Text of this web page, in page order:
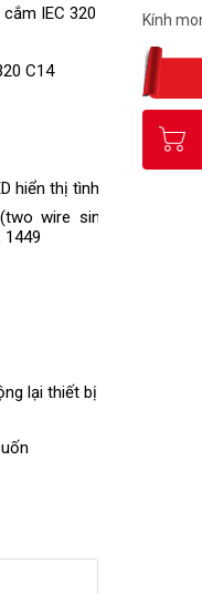
minh, tự
điện trở
IEC 320 C13 (Battery
C14
hiển thị tình trạng UPS
wire single line), 5%
lại thiết bị khi có điện trở
Kính